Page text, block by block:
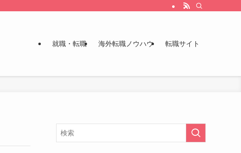
就職・転職 海外転職ノウハウ 転職サイト